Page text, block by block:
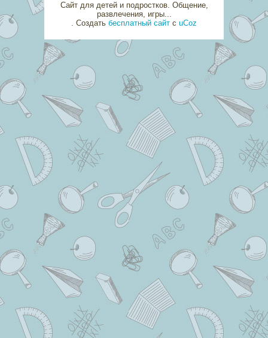
Сайт для детей и подростков. Общение,
развлечения, игры...
. Создать бесплатный сайт с uCoz